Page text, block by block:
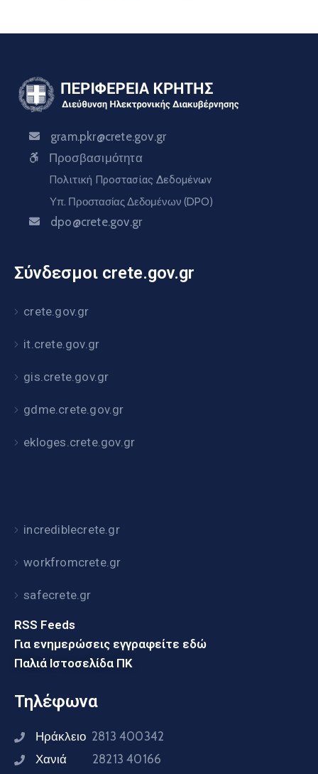
gram.pkr@crete.gov.gr
Προσβασιμότητα
Πολιτική Προστασίας Δεδομένων
Υπ. Προστασίας Δεδομένων (DPO)
dpo@crete.gov.gr
Σύνδεσμοι crete.gov.gr
crete.gov.gr
it.crete.gov.gr
gis.crete.gov.gr
gdme.crete.gov.gr
ekloges.crete.gov.gr
incrediblecrete.gr
workfromcrete.gr
safecrete.gr
RSS Feeds
Για ενημερώσεις εγγραφείτε εδώ
Παλιά Ιστοσελίδα ΠΚ
Τηλέφωνα
Ηράκλειο 2813 400342
Χανιά 28213 40166